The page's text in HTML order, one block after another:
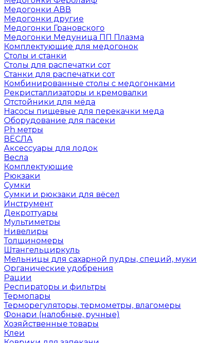
Медогонки АВВ
Медогонки другие
Медогонки Грановского
Медогонки Медуница ПП Плазма
Комплектующие для медогонок
Столы и станки
Столы для распечатки сот
Станки для распечатки сот
Комбинированные столы с медогонками
Рекристаллизаторы и кремовалки
Отстойники для мёда
Насосы пищевые для перекачки меда
Оборудование для пасеки
Ph метры
ВЁСЛА
Аксессуары для лодок
Весла
Комплектующие
Рюкзаки
Сумки
Сумки и рюкзаки для вёсел
Инструмент
Декроттуары
Мультиметры
Нивелиры
Толщиномеры
Штангельциркуль
Мельницы для сахарной пудры, специй, муки
Органические удобрения
Рации
Респираторы и фильтры
Термопары
Терморегуляторы, термометры, влагомеры
Фонари (налобные, ручные)
Хозяйственные товары
Клеи